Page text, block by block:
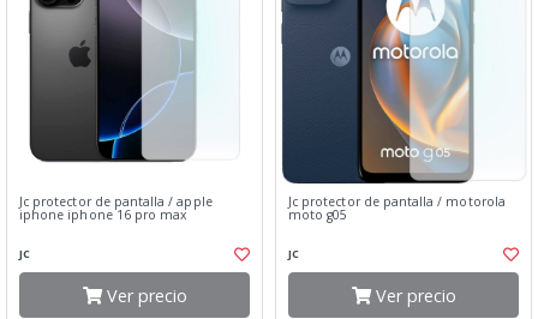
Jc protector de pantalla / apple
iphone iphone 16 pro max
JC
Ver precio
Jc protector de pantalla / motorola
moto g05
JC
Ver precio